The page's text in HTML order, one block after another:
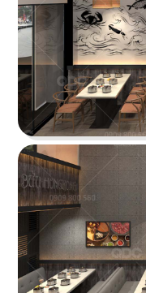
Nhà hàng Bắc
phong cách